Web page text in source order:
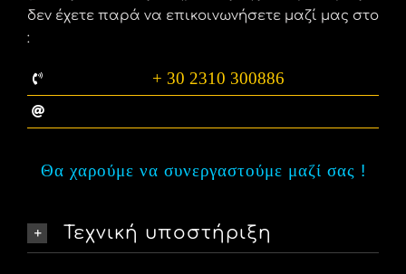
δεν έχετε παρά να επικοινωνήσετε μαζί μας στο
:
+ 30 2310 300886
Θα χαρούμε να συνεργαστούμε μαζί σας !
Τεχνική υποστήριξη